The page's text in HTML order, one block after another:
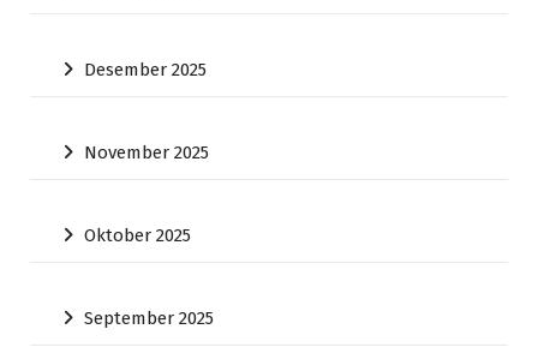
Desember 2025
November 2025
Oktober 2025
September 2025